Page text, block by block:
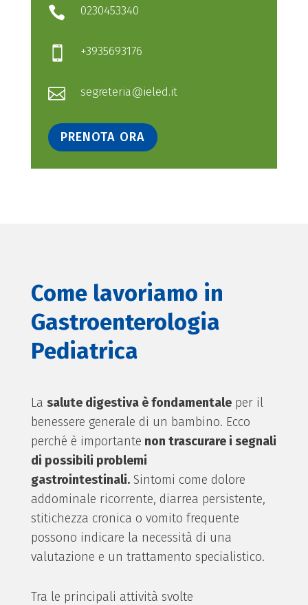
 0230453340
 +3935693176
 segreteria@ieled.it
PRENOTA ORA
Come lavoriamo in
Gastroenterologia
Pediatrica
La salute digestiva è fondamentaleper il
benessere generale di un bambino. Ecco
perché è importante non trascurare i segnali
di possibili problemi
gastrointestinali.Sintomi come dolore
addominale ricorrente, diarrea persistente,
stitichezza cronica o vomito frequente
possono indicare la necessità di una
valutazione e un trattamento specialistico.
Tra le principali attività svolte